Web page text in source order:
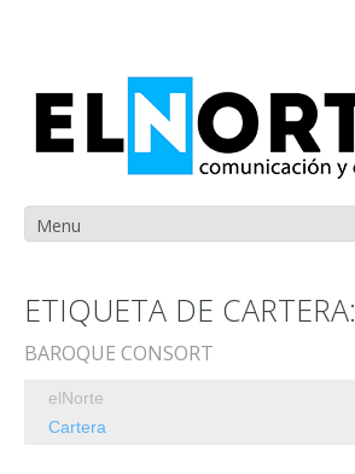
ETIQUETA DE CARTERA:
BAROQUE CONSORT
elNorte
Cartera